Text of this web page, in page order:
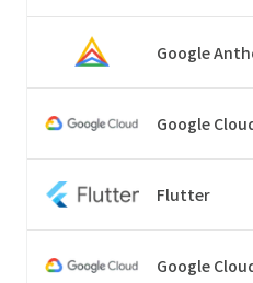
Google
Google
Flutter
Google